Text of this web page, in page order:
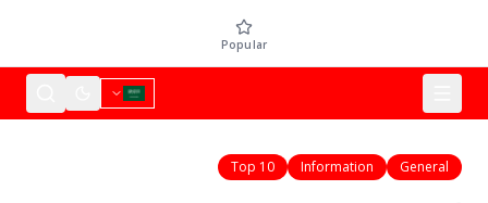
Popular
General
Information
Top 10